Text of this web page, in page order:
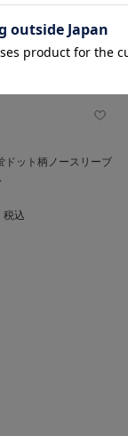
ドット柄ノースリーブ
税込
を確認する